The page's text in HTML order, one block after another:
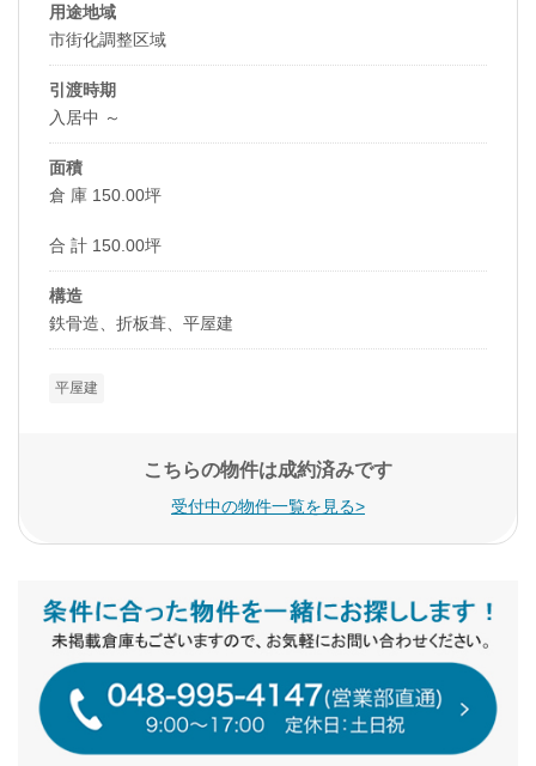
用途地域
市街化調整区域
引渡時期
入居中 ～
面積
倉 庫 150.00坪
合 計 150.00坪
構造
鉄骨造、折板葺、平屋建
平屋建
こちらの物件は成約済みです
受付中の物件一覧を見る>